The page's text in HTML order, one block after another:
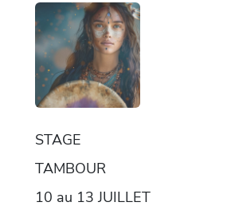
STAGE
TAMBOUR
10 au 13 JUILLET